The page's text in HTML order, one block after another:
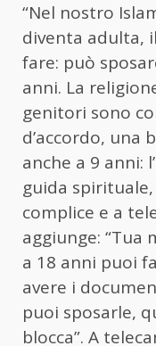
“Nel nostro
diventa adulta,
fare: può
anni. La
genitori sono
d’accordo, una
anche a 9 anni:
guida
complice e a
aggiunge: “Tua
a 18 anni puoi
avere i
puoi sposarle,
blocca”. A